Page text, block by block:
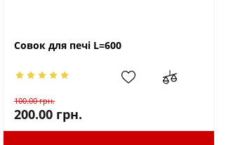
Совок для печі L=600
100.00грн.
200.00 грн.